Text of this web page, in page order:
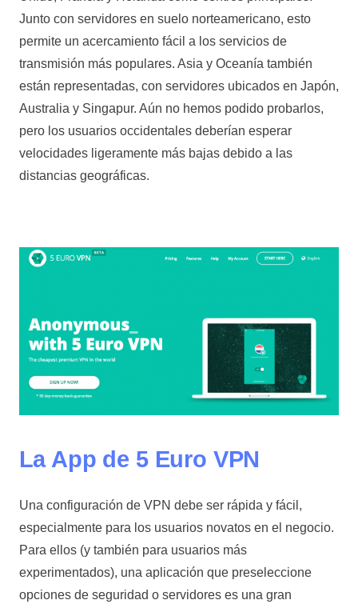
Junto con servidores en suelo norteamericano, esto
permite un acercamiento fácil a los servicios de
transmisión más populares. Asia y Oceanía también
están representadas, con servidores ubicados en Japón,
Australia y Singapur. Aún no hemos podido probarlos,
pero los usuarios occidentales deberían esperar
velocidades ligeramente más bajas debido a las
distancias geográficas.
La App de 5 Euro VPN
Una configuración de VPN debe ser rápida y fácil,
especialmente para los usuarios novatos en el negocio.
Para ellos (y también para usuarios más
experimentados), una aplicación que preseleccione
opciones de seguridad o servidores es una gran